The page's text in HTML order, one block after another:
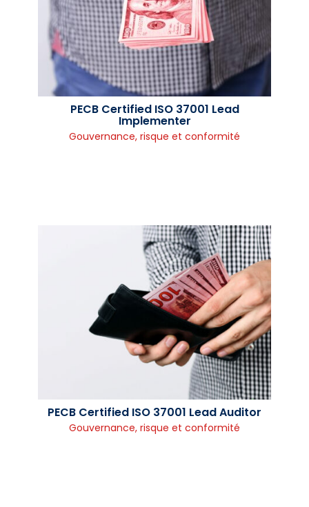
PECB Certified ISO 37001 Lead
Implementer
Gouvernance, risque et conformité
PECB Certified ISO 37001 Lead Auditor
Gouvernance, risque et conformité